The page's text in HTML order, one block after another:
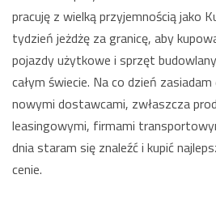
pracuję z wielką przyjemnością jako
tydzień jeżdżę za granicę, aby
pojazdy użytkowe i sprzęt
całym świecie. Na co dzień
nowymi dostawcami, zwłaszcza
leasingowymi, firmami
dnia staram się znaleźć i kupić
cenie.